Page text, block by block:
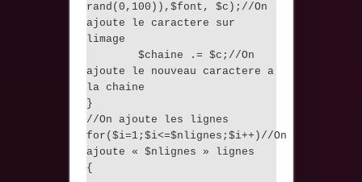
rand(0,100)),$font, $c);//On
ajoute le caractere sur
limage
$chaine .= $c;//On
ajoute le nouveau caractere a
la chaine
}
//On ajoute les lignes
for($i=1;$i<=$nlignes;$i++)//On
ajoute « $nlignes » lignes
{